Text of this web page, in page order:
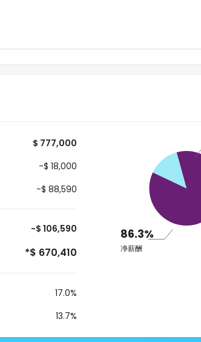
$ 777,000
-$ 18,000
-$ 88,590
-$ 106,590
*$ 670,410
17.0%
13.7%
86.3%
净薪酬